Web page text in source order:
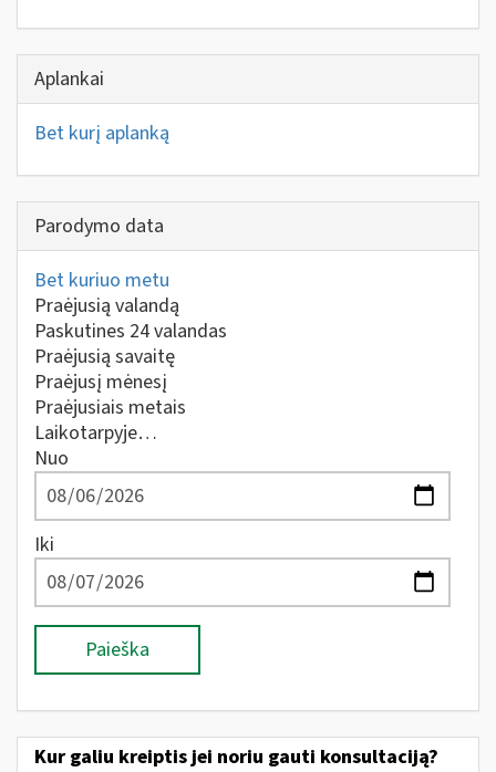
Aplankai
Bet kurį aplanką
Parodymo data
Bet kuriuo metu
Praėjusią valandą
Paskutines 24 valandas
Praėjusią savaitę
Praėjusį mėnesį
Praėjusiais metais
Laikotarpyje…
Nuo
Iki
Paieška
Kur galiu kreiptis jei noriu gauti konsultaciją?